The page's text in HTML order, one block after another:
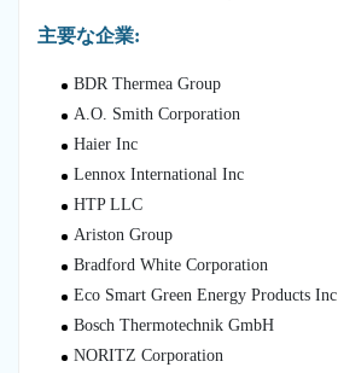
主要な企業:
BDR Thermea Group
A.O. Smith Corporation
Haier Inc
Lennox International Inc
HTP LLC
Ariston Group
Bradford White Corporation
Eco Smart Green Energy Products Inc
Bosch Thermotechnik GmbH
NORITZ Corporation